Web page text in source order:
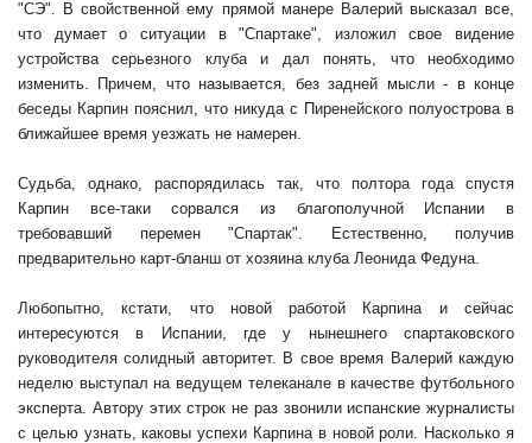
"СЭ". В свойственной ему прямой манере Валерий высказал все,
что думает о ситуации в "Спартаке", изложил свое видение
устройства серьезного клуба и дал понять, что необходимо
изменить. Причем, что называется, без задней мысли - в конце
беседы Карпин пояснил, что никуда с Пиренейского полуострова в
ближайшее время уезжать не намерен.
Судьба, однако, распорядилась так, что полтора года спустя
Карпин все-таки сорвался из благополучной Испании в
требовавший перемен "Спартак". Естественно, получив
предварительно карт-бланш от хозяина клуба Леонида Федуна.
Любопытно, кстати, что новой работой Карпина и сейчас
интересуются в Испании, где у нынешнего спартаковского
руководителя солидный авторитет. В свое время Валерий каждую
неделю выступал на ведущем телеканале в качестве футбольного
эксперта. Автору этих строк не раз звонили испанские журналисты
с целью узнать, каковы успехи Карпина в новой роли. Насколько я